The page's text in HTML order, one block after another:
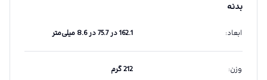
بدنه
ابعاد: 162.1 در 75.7 در 8.6 میلی‌متر
وزن: 212 گرم